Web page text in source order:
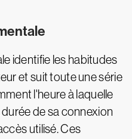
identifie les habitudes
et suit toute une série
l'heure à laquelle
de sa connexion
utilisé. Ces